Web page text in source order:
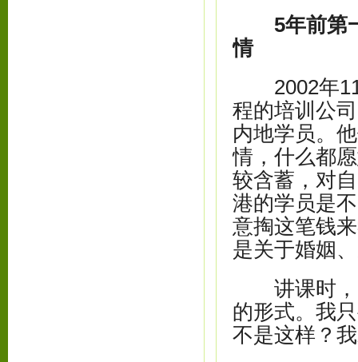
5年前第
情
2002年11
程的培训公
内地学员。
情，什么都
较含蓄，对
港的学员是
意掏这笔钱
是关于婚姻
讲课时，
的形式。我
不是这样？